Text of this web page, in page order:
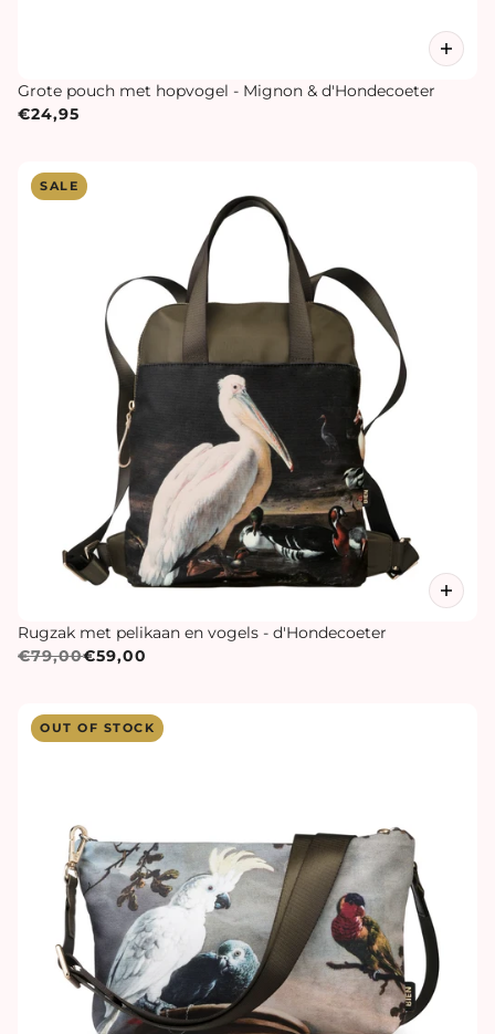
Grote pouch met hopvogel - Mignon & d'Hondecoeter
€24,95
SALE
Rugzak met pelikaan en vogels - d'Hondecoeter
€79,00€59,00
OUT OF STOCK